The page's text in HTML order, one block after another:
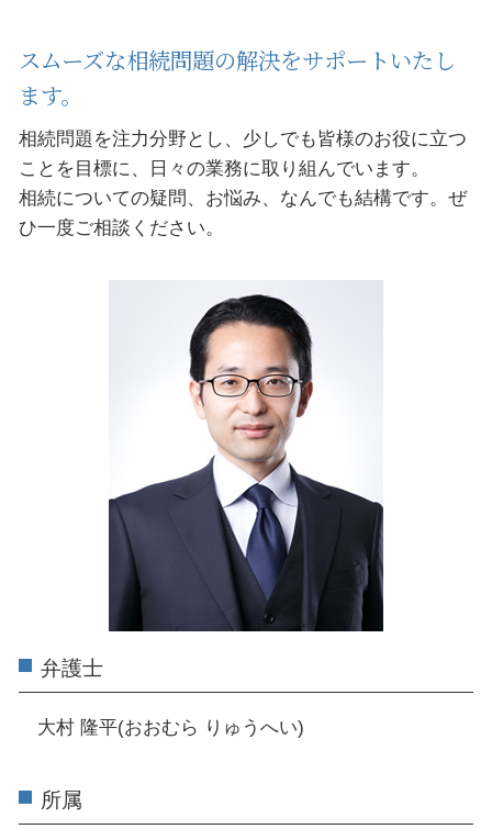
スムーズな相続問題の解決をサポートいたし
ます。
相続問題を注力分野とし、少しでも皆様のお役に立つ
ことを目標に、日々の業務に取り組んでいます。
相続についての疑問、お悩み、なんでも結構です。ぜ
ひ一度ご相談ください。
弁護士
大村 隆平(おおむら りゅうへい)
所属